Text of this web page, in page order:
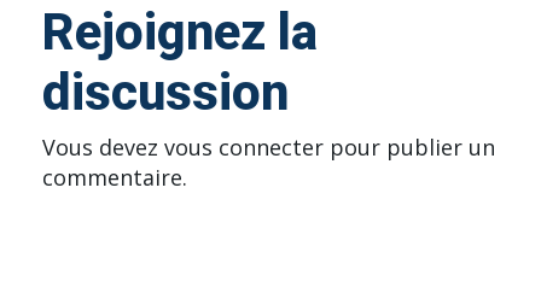
Rejoignez la
discussion
Vous devez vous connecter pour publier un
commentaire.